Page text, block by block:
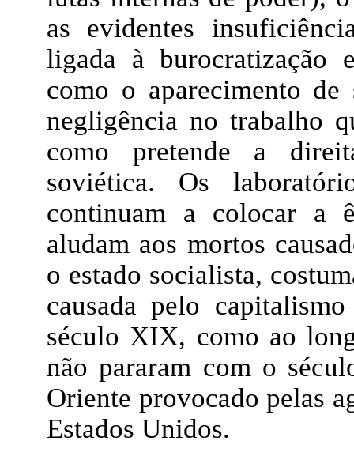
as evidentes
ligada à burocratização
como o aparecimento
negligência no trabalho
como pretende a
soviética. Os
continuam a colocar a
aludam aos mortos
o estado socialista,
causada pelo
século XIX, como ao
não pararam com o
Oriente provocado pelas
Estados Unidos.